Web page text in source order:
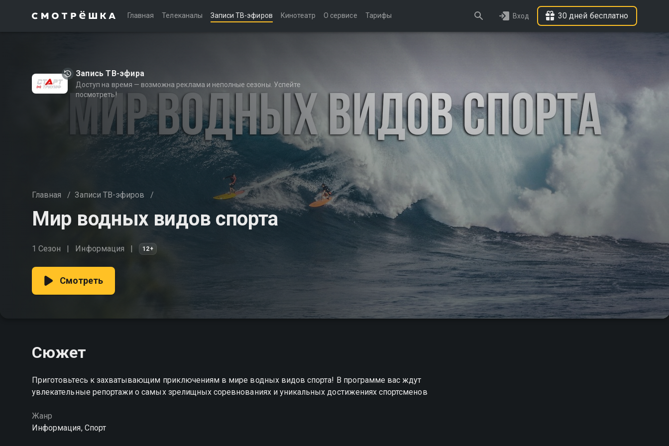
Главная Телеканалы Записи ТВ-эфиров Кинотеатр О сервисе Тарифы Вход 30 дней бесплатно
Запись ТВ-эфира
Доступ на время — возможна реклама и неполные сезоны. Успейте
посмотреть!
Главная / Записи ТВ-эфиров /
Мир водных видов спорта
1 Сезон Информация 12+
Смотреть
Сюжет
Приготовьтесь к захватывающим приключениям в мире водных видов спорта! В программе вас ждут
увлекательные репортажи о самых зрелищных соревнованиях и уникальных достижениях спортсменов
Жанр
Информация, Спорт